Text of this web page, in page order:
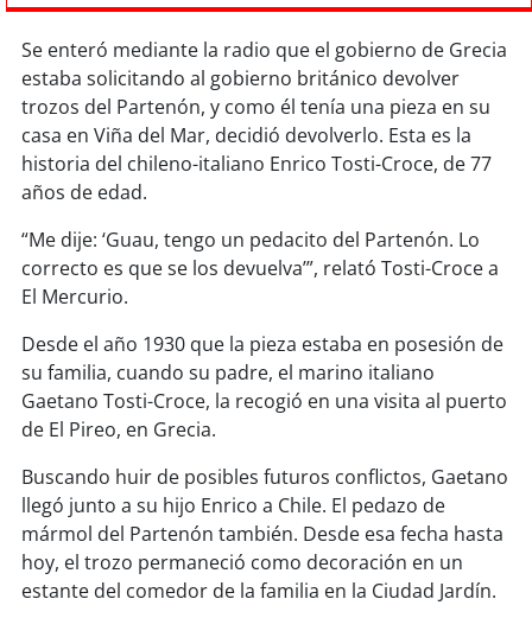
soycalama
soy antofagasta
soycopiapó
soyvalparaíso
soysanantonio
soychillán
soysancarlos
soytalcahuano
soy concepción
Se enteró mediante la radio que el gobierno de Grecia
estaba solicitando al gobierno británico devolver
trozos del Partenón, y como él tenía una pieza en su
casa en Viña del Mar, decidió devolverlo. Esta es la
historia del chileno-italiano Enrico Tosti-Croce, de 77
años de edad.
“Me dije: ‘Guau, tengo un pedacito del Partenón. Lo
correcto es que se los devuelva’”, relató Tosti-Croce a
El Mercurio.
Desde el año 1930 que la pieza estaba en posesión de
su familia, cuando su padre, el marino italiano
Gaetano Tosti-Croce, la recogió en una visita al puerto
de El Pireo, en Grecia.
Buscando huir de posibles futuros conflictos, Gaetano
llegó junto a su hijo Enrico a Chile. El pedazo de
mármol del Partenón también. Desde esa fecha hasta
hoy, el trozo permaneció como decoración en un
estante del comedor de la familia en la Ciudad Jardín.